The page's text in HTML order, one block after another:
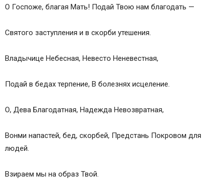
О Госпоже, благая Мать! Подай Твою нам благодать —
Святого заступления и в скорби утешения.
Владычице Небесная, Невесто Неневестная,
Подай в бедах терпение, В болезнях исцеление.
О, Дева Благодатная, Надежда Невозвратная,
Вонми напастей, бед, скорбей, Предстань Покровом для
людей.
Взираем мы на образ Твой.